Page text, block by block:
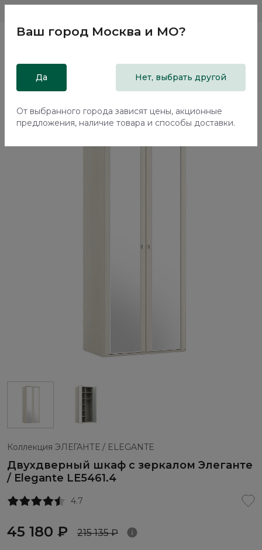
Главная
Двухдверный шкаф с зеркалом Элеганте / Elegante
Коллекция ЭЛЕГАНТЕ / ELEGANTE
Двухдверный шкаф с зеркалом Элеганте
/ Elegante LE5461.4
4.7
45 180 ₽ 215 135 ₽
Ваш город Москва и МО?
Да Нет, выбрать другой
От выбранного города зависят цены, акционные
предложения, наличие товара и способы доставки.